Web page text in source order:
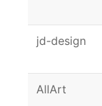
jd-design
AllArt